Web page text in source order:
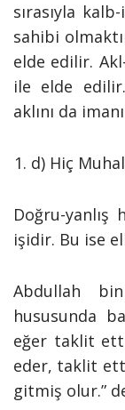
sırasıyla
sahibi
elde edilir.
ile elde
aklını da
d) Hiç
Doğru-
işidir. Bu ise
Abdullah
hususunda
eğer taklit
eder, taklit
gitmiş olur.”